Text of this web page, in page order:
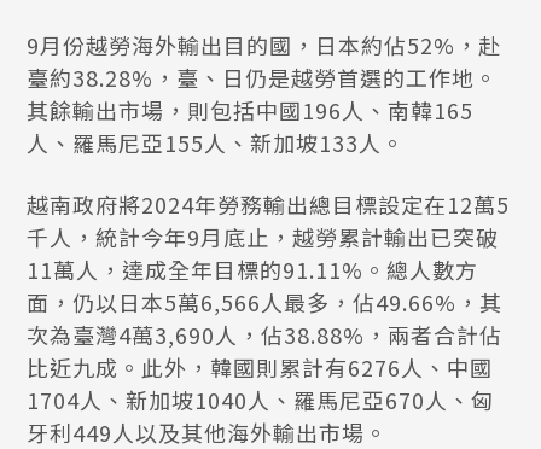
9月份越勞海外輸出目的國，日本約佔52%，赴
臺約38.28%，臺、日仍是越勞首選的工作地。
其餘輸出市場，則包括中國196人、南韓165
人、羅馬尼亞155人、新加坡133人。
越南政府將2024年勞務輸出總目標設定在12萬5
千人，統計今年9月底止，越勞累計輸出已突破
11萬人，達成全年目標的91.11%。總人數方
面，仍以日本5萬6,566人最多，佔49.66%，其
次為臺灣4萬3,690人，佔38.88%，兩者合計佔
比近九成。此外，韓國則累計有6276人、中國
1704人、新加坡1040人、羅馬尼亞670人、匈
牙利449人以及其他海外輸出市場。